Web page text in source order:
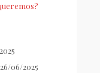
26/06/2025